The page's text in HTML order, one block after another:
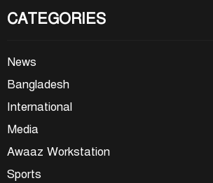
CATEGORIES
News
Bangladesh
International
Media
Awaaz Workstation
Sports